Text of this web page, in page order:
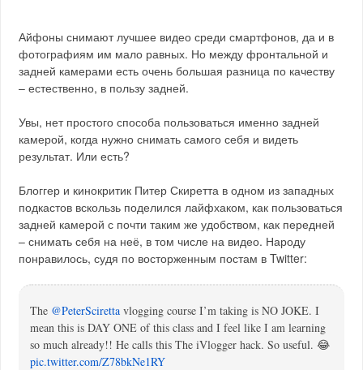
Айфоны снимают лучшее видео среди смартфонов, да и в
фотографиям им мало равных. Но между фронтальной и
задней камерами есть очень большая разница по качеству
– естественно, в пользу задней.
Увы, нет простого способа пользоваться именно задней
камерой, когда нужно снимать самого себя и видеть
результат. Или есть?
Блоггер и кинокритик Питер Скиретта в одном из западных
подкастов вскользь поделился лайфхаком, как пользоваться
задней камерой с почти таким же удобством, как передней
– снимать себя на неё, в том числе на видео. Народу
понравилось, судя по восторженным постам в Twitter:
The @PeterSciretta vlogging course I’m taking is NO JOKE. I
mean this is DAY ONE of this class and I feel like I am learning
so much already!! He calls this The iVlogger hack. So useful. 😂
pic.twitter.com/Z78bkNe1RY